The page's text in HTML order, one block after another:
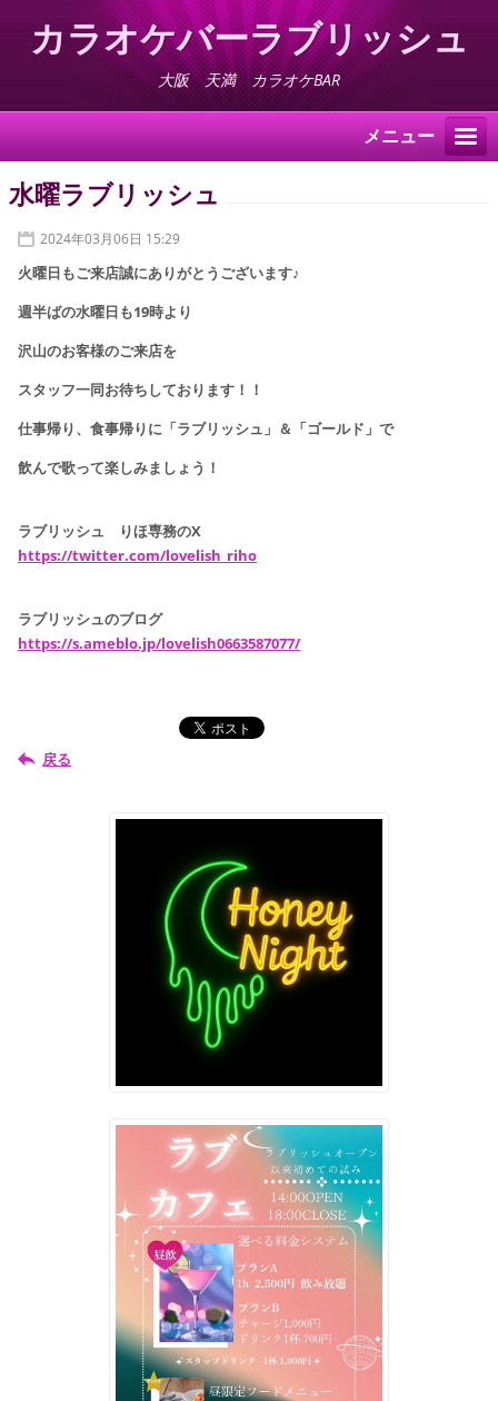
カラオケバーラブリッシュ
大阪 天満 カラオケBAR
メニュー
水曜ラブリッシュ
2024年03月06日 15:29
火曜日もご来店誠にありがとうございます♪
週半ばの水曜日も19時より
沢山のお客様のご来店を
スタッフ一同お待ちしております！！
仕事帰り、食事帰りに 「ラブリッシュ」＆「ゴールド」で
飲んで歌って楽しみましょう！
ラブリッシュ りほ専務のX
https://twitter.com/lovelish_riho
ラブリッシュのブログ
https://s.ameblo.jp/lovelish0663587077/
戻る